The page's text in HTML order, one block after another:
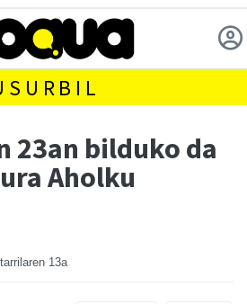
23an bilduko da
Aholku
13a